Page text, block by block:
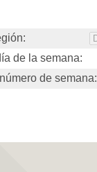
de la semana:
de semana: